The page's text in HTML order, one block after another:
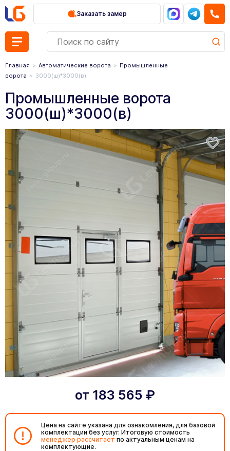
Заказать замер
Главная Автоматические ворота
Промышленные
ворота
3000(ш)*3000(в)
Промышленные ворота
3000(ш)*3000(в)
от 183 565 ₽
Цена на сайте указана для ознакомления, для базовой
комплектации без услуг. Итоговую стоимость
менеджер рассчитает по актуальным ценам на
комплектующие.